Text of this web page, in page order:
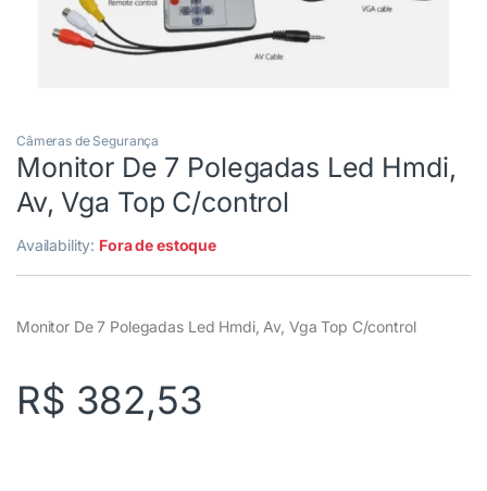
Câmeras de Segurança
Monitor De 7 Polegadas Led Hmdi,
Av, Vga Top C/control
Availability: Fora de estoque
Monitor De 7 Polegadas Led Hmdi, Av, Vga Top C/control
R$ 382,53